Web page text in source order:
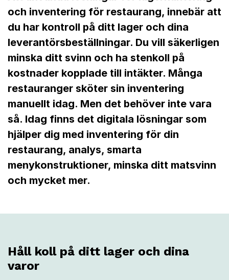
n
g
r
e
s
t
a
u
r
a
och inventering för restaurang, innebär att
du har kontroll på ditt lager och dina
leverantörsbeställningar. Du vill säkerligen
minska ditt svinn och ha stenkoll på
kostnader kopplade till intäkter. Många
restauranger sköter sin inventering
manuellt idag. Men det behöver inte vara
så. Idag finns det digitala lösningar som
hjälper dig med inventering för din
restaurang, analys, smarta
menykonstruktioner, minska ditt matsvinn
och mycket mer.
Håll koll på ditt lager och dina
varor